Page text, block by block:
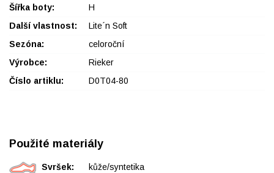
Šířka boty:
H
Další vlastnost:
Lite´n Soft
Sezóna:
celoroční
Výrobce:
Rieker
Číslo artiklu:
D0T04-80
Použité materiály
Svršek:
kůže/syntetika